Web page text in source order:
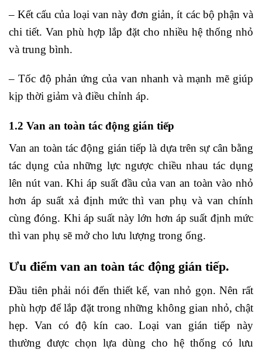
– Kết cấu của loại van này đơn giản, ít các bộ phận và
chi tiết. Van phù hợp lắp đặt cho nhiều hệ thống nhỏ
và trung bình.
– Tốc độ phản ứng của van nhanh và mạnh mẽ giúp
kịp thời giảm và điều chỉnh áp.
1.2 Van an toàn tác động gián tiếp
Van an toàn tác động gián tiếp là dựa trên sự cân bằng
tác dụng của những lực ngược chiều nhau tác dụng
lên nút van. Khi áp suất đầu của van an toàn vào nhỏ
hơn áp suất xả định mức thì van phụ và van chính
cùng đóng. Khi áp suất này lớn hơn áp suất định mức
thì van phụ sẽ mở cho lưu lượng trong ống.
Ưu điểm van an toàn tác động gián tiếp.
Đầu tiên phải nói đến thiết kế, van nhỏ gọn. Nên rất
phù hợp để lắp đặt trong những không gian nhỏ, chật
hẹp. Van có độ kín cao. Loại van gián tiếp này
thường được chọn lựa dùng cho hệ thống có lưu